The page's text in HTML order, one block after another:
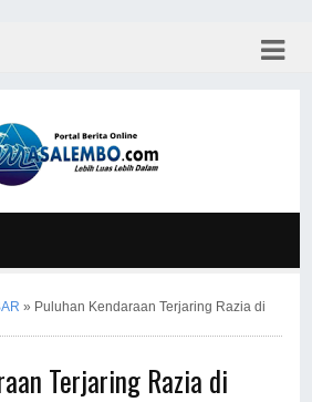
» Puluhan Kendaraan Terjaring Razia di
Terjaring Razia di